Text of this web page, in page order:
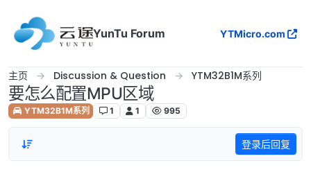
YunTu Forum
YTMicro.com
主页 Discussion & Question YTM32B1M系列
要怎么配置MPU区域
YTM32B1M系列 1 1 995
登录后回复